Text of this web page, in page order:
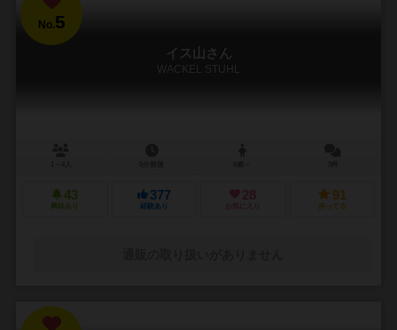
No.5
イス山さん
WACKEL STUHL
43
興味あり
377
経験あり
28
お気に入り
91
持ってる